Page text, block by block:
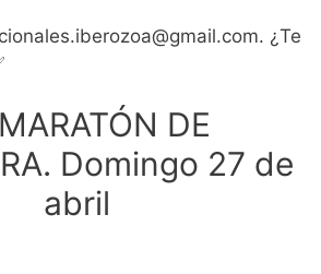
¿Te
DE
Domingo 27 de
abril